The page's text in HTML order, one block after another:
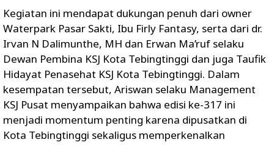
Kegiatan ini mendapat dukungan penuh dari owner
Waterpark Pasar Sakti, Ibu Firly Fantasy, serta dari dr.
Irvan N Dalimunthe, MH dan Erwan Ma’ruf selaku
Dewan Pembina KSJ Kota Tebingtinggi dan juga Taufik
Hidayat Penasehat KSJ Kota Tebingtinggi. Dalam
kesempatan tersebut, Ariswan selaku Management
KSJ Pusat menyampaikan bahwa edisi ke-317 ini
menjadi momentum penting karena dipusatkan di
Kota Tebingtinggi sekaligus memperkenalkan